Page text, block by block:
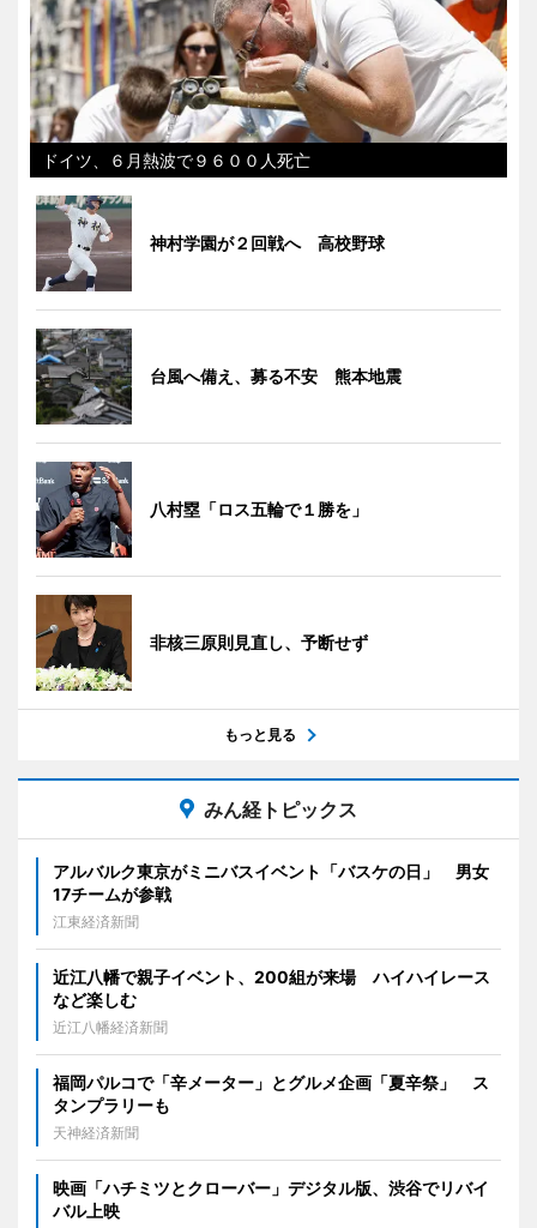
ドイツ、６月熱波で９６００人死亡
神村学園が２回戦へ 高校野球
台風へ備え、募る不安 熊本地震
八村塁「ロス五輪で１勝を」
非核三原則見直し、予断せず
もっと見る
みん経トピックス
アルバルク東京がミニバスイベント「バスケの日」 男女
17チームが参戦
江東経済新聞
近江八幡で親子イベント、200組が来場 ハイハイレース
など楽しむ
近江八幡経済新聞
福岡パルコで「辛メーター」とグルメ企画「夏辛祭」 ス
タンプラリーも
天神経済新聞
映画「ハチミツとクローバー」デジタル版、渋谷でリバイ
バル上映